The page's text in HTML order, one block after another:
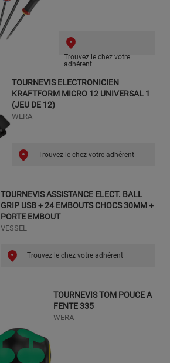
Trouvez le chez votre
adhérent
TOURNEVIS ELECTRONICIEN
KRAFTFORM MICRO 12 UNIVERSAL 1
(JEU DE 12)
WERA
Trouvez le chez votre adhérent
TOURNEVIS ASSISTANCE ELECT. BALL
GRIP USB + 24 EMBOUTS CHOCS 30MM +
PORTE EMBOUT
VESSEL
Trouvez le chez votre adhérent
TOURNEVIS TOM POUCE A
FENTE 335
WERA